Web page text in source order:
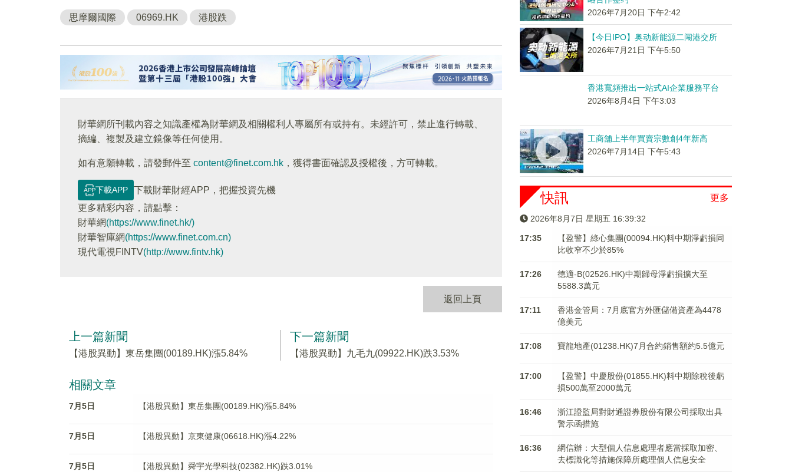
思摩爾國際 06969.HK 港股跌
財華網所刊載內容之知識產權為財華網及相關權利人專屬所有或持有。未經許可，禁止進行轉載、
摘編、複製及建立鏡像等任何使用。
如有意願轉載，請發郵件至 content@finet.com.hk ，獲得書面確認及授權後，方可轉載。
下載APP
下載財華財經APP，把握投資先機
更多精彩内容，請點擊：
財華網(https://www.finet.hk/)
財華智庫網(https://www.finet.com.cn)
現代電視FINTV(http://www.fintv.hk)
返回上頁
上一篇新聞
【港股異動】東岳集團(00189.HK)漲5.84%
下一篇新聞
【港股異動】九毛九(09922.HK)跌3.53%
相關文章
7月5日 【港股異動】東岳集團(00189.HK)漲5.84%
7月5日 【港股異動】京東健康(06618.HK)漲4.22%
7月5日 【港股異動】舜宇光學科技(02382.HK)跌3.01%
2026年7月20日 下午2:42
【今日IPO】奥动新能源二闯港交所
2026年7月21日 下午5:50
香港寬頻推出一站式AI企業服務平台
2026年8月4日 下午3:03
工商舖上半年買賣宗數創4年新高
2026年7月14日 下午5:43
更多
快訊
2026年8月7日 星期五 16:39:33
17:35
【盈警】綠心集團(00094.HK)料中期淨虧損同
比收窄不少於85%
17:26
德適-B(02526.HK)中期歸母淨虧損擴大至
5588.3萬元
17:11
香港金管局：7月底官方外匯儲備資產為4478
億美元
17:08 寶龍地產(01238.HK)7月合約銷售額約5.5億元
17:00
【盈警】中慶股份(01855.HK)料中期除稅後虧
損500萬至2000萬元
16:46
浙江證監局對財通證券股份有限公司採取出具
警示函措施
16:36
網信辦：大型個人信息處理者應當採取加密、
去標識化等措施保障所處理個人信息安全